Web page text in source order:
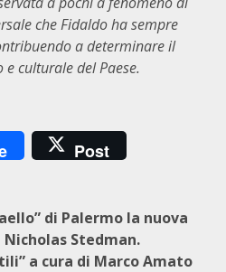
che Fidaldo ha sempre
a determinare il
culturale del Paese.
Post
di Palermo la nuova
Stedman.
a cura di Marco Amato